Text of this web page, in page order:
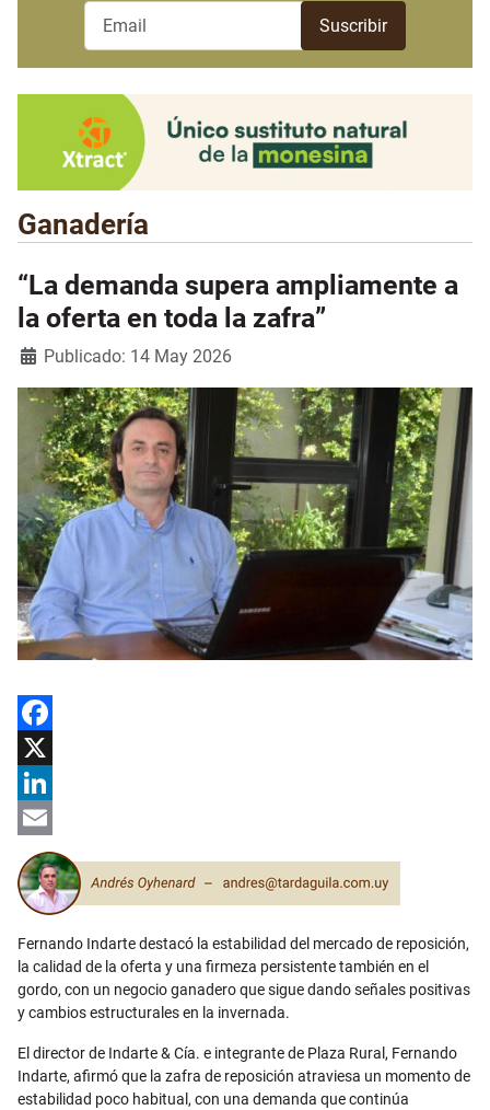
Ganadería
“La demanda supera ampliamente a
la oferta en toda la zafra”
Detalles
Publicado: 14 May 2026
Facebook
X
LinkedIn
Email
Fernando Indarte destacó la estabilidad del mercado de reposición,
la calidad de la oferta y una firmeza persistente también en el
gordo, con un negocio ganadero que sigue dando señales positivas
y cambios estructurales en la invernada.
El director de Indarte & Cía. e integrante de Plaza Rural, Fernando
Indarte, afirmó que la zafra de reposición atraviesa un momento de
estabilidad poco habitual, con una demanda que continúa